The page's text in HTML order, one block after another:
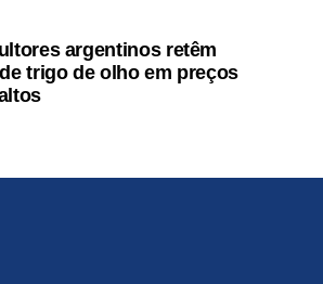
argentinos retêm
trigo de olho em preços